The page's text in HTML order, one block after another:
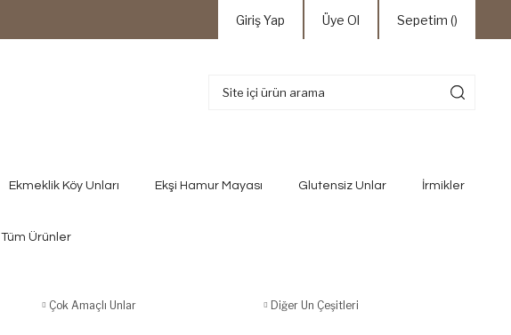
Giriş Yap Üye Ol Sepetim ()
Ekmeklik Köy Unları Ekşi Hamur Mayası Glutensiz Unlar İrmikler
Tüm Ürünler
Çok Amaçlı Unlar Diğer Un Çeşitleri